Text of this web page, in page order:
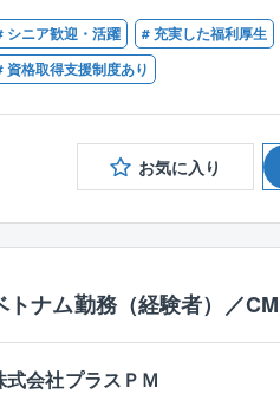
シニア歓迎・活躍 # 充実した福利厚生
資格取得支援制度あり
お気に入り
トナム勤務（経験者）／
式会社プラスＰＭ